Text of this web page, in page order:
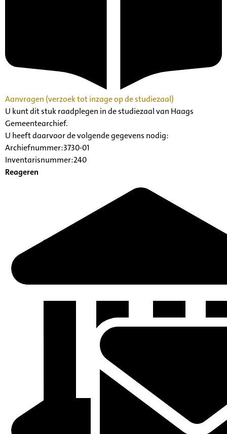
Aanvragen (verzoek tot inzage op de studiezaal)
U kunt dit stuk raadplegen in de studiezaal van Haags
Gemeentearchief.
U heeft daarvoor de volgende gegevens nodig:
Archiefnummer:3730-01
Inventarisnummer:240
Reageren